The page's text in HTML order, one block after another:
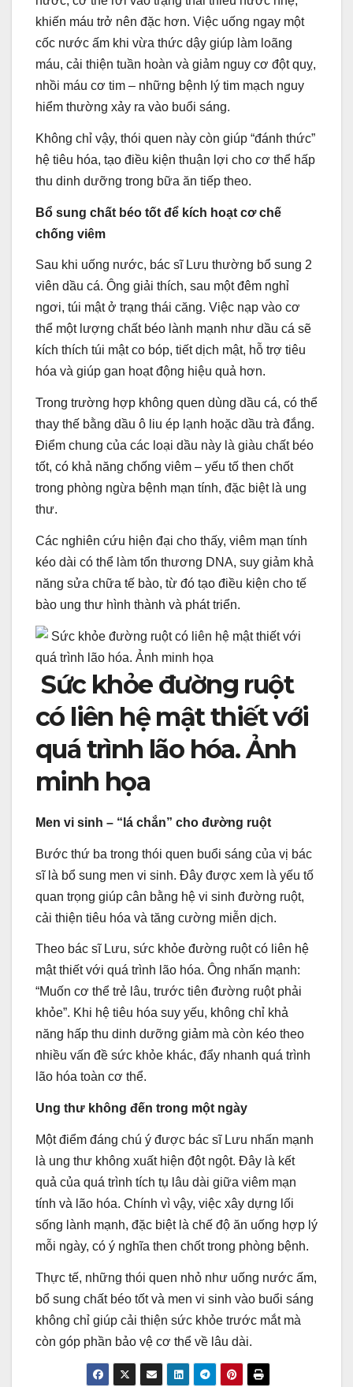
khiến máu trở nên đặc hơn. Việc uống ngay một
cốc nước ấm khi vừa thức dậy giúp làm loãng
máu, cải thiện tuần hoàn và giảm nguy cơ đột quỵ,
nhồi máu cơ tim – những bệnh lý tim mạch nguy
hiểm thường xảy ra vào buổi sáng.
Không chỉ vậy, thói quen này còn giúp “đánh thức”
hệ tiêu hóa, tạo điều kiện thuận lợi cho cơ thể hấp
thu dinh dưỡng trong bữa ăn tiếp theo.
Bổ sung chất béo tốt để kích hoạt cơ chế
chống viêm
Sau khi uống nước, bác sĩ Lưu thường bổ sung 2
viên dầu cá. Ông giải thích, sau một đêm nghỉ
ngơi, túi mật ở trạng thái căng. Việc nạp vào cơ
thể một lượng chất béo lành mạnh như dầu cá sẽ
kích thích túi mật co bóp, tiết dịch mật, hỗ trợ tiêu
hóa và giúp gan hoạt động hiệu quả hơn.
Trong trường hợp không quen dùng dầu cá, có thể
thay thế bằng dầu ô liu ép lạnh hoặc dầu trà đắng.
Điểm chung của các loại dầu này là giàu chất béo
tốt, có khả năng chống viêm – yếu tố then chốt
trong phòng ngừa bệnh mạn tính, đặc biệt là ung
thư.
Các nghiên cứu hiện đại cho thấy, viêm mạn tính
kéo dài có thể làm tổn thương DNA, suy giảm khả
năng sửa chữa tế bào, từ đó tạo điều kiện cho tế
bào ung thư hình thành và phát triển.
Sức khỏe đường ruột
có liên hệ mật thiết với
quá trình lão hóa. Ảnh
minh họa
Men vi sinh – “lá chắn” cho đường ruột
Bước thứ ba trong thói quen buổi sáng của vị bác
sĩ là bổ sung men vi sinh. Đây được xem là yếu tố
quan trọng giúp cân bằng hệ vi sinh đường ruột,
cải thiện tiêu hóa và tăng cường miễn dịch.
Theo bác sĩ Lưu, sức khỏe đường ruột có liên hệ
mật thiết với quá trình lão hóa. Ông nhấn mạnh:
“Muốn cơ thể trẻ lâu, trước tiên đường ruột phải
khỏe”. Khi hệ tiêu hóa suy yếu, không chỉ khả
năng hấp thu dinh dưỡng giảm mà còn kéo theo
nhiều vấn đề sức khỏe khác, đẩy nhanh quá trình
lão hóa toàn cơ thể.
Ung thư không đến trong một ngày
Một điểm đáng chú ý được bác sĩ Lưu nhấn mạnh
là ung thư không xuất hiện đột ngột. Đây là kết
quả của quá trình tích tụ lâu dài giữa viêm mạn
tính và lão hóa. Chính vì vậy, việc xây dựng lối
sống lành mạnh, đặc biệt là chế độ ăn uống hợp lý
mỗi ngày, có ý nghĩa then chốt trong phòng bệnh.
Thực tế, những thói quen nhỏ như uống nước ấm,
bổ sung chất béo tốt và men vi sinh vào buổi sáng
không chỉ giúp cải thiện sức khỏe trước mắt mà
còn góp phần bảo vệ cơ thể về lâu dài.